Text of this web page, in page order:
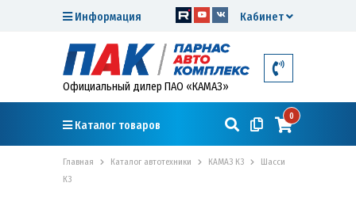
Кабинет
Информация
Официальный дилер ПАО «КАМАЗ»
Каталог товаров
0
Главная Каталог автотехники КАМАЗ К3
Шасси
К3